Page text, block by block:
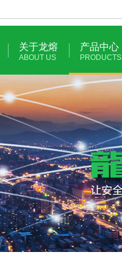
关于龙熔
ABOUT US
产品中心
PRODUCTS